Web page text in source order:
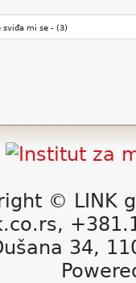
sviđa mi se - (3)
© LINK
34,